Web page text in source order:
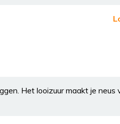
Het looizuur maakt je neus